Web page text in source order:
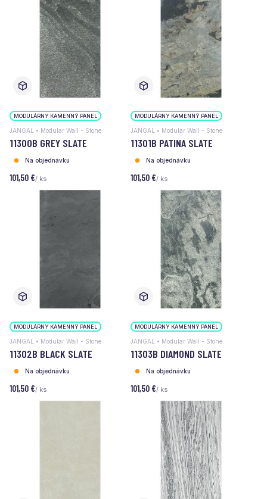
MODULÁRNY KAMENNÝ PANEL
JANGAL • Modular Wall - Stone
11300B GREY SLATE
Na objednávku
101,50 €/ ks
MODULÁRNY KAMENNÝ PANEL
JANGAL • Modular Wall - Stone
11301B PATINA SLATE
Na objednávku
101,50 €/ ks
MODULÁRNY KAMENNÝ PANEL
JANGAL • Modular Wall - Stone
11302B BLACK SLATE
Na objednávku
101,50 €/ ks
MODULÁRNY KAMENNÝ PANEL
JANGAL • Modular Wall - Stone
11303B DIAMOND SLATE
Na objednávku
101,50 €/ ks